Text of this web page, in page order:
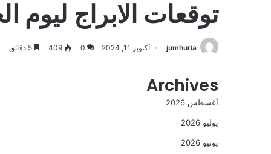
توقعات الابراج ليوم الجمعه
jumhuria أكتوبر 11, 2024 0
409
Archives
أغسطس 2026
يوليو 2026
يونيو 2026